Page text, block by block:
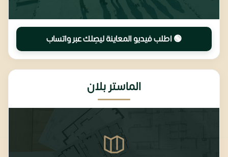
🟢 اطلب فيديو المعاينة ليصِلك عبر واتساب
الماستر بلان